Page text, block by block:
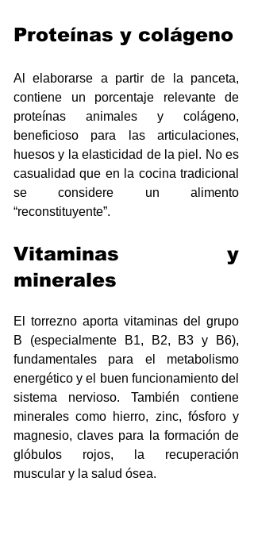
Proteínas y colágeno
Al elaborarse a partir de la panceta,
contiene un porcentaje relevante de
proteínas animales y colágeno,
beneficioso para las articulaciones,
huesos y la elasticidad de la piel. No es
casualidad que en la cocina tradicional
se considere un alimento
“reconstituyente”.
Vitaminas y
minerales
El torrezno aporta vitaminas del grupo
B (especialmente B1, B2, B3 y B6),
fundamentales para el metabolismo
energético y el buen funcionamiento del
sistema nervioso. También contiene
minerales como hierro, zinc, fósforo y
magnesio, claves para la formación de
glóbulos rojos, la recuperación
muscular y la salud ósea.